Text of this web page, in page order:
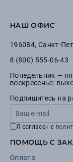
НАШ ОФИС
196084, Санкт-
8 (800) 555-06-43
Понедельник —
воскресенье:
Подпишитесь на
Я согласен с
ПОМОЩЬ С
Оплата